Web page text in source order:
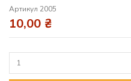
Артикул 2005
10,00 ₴